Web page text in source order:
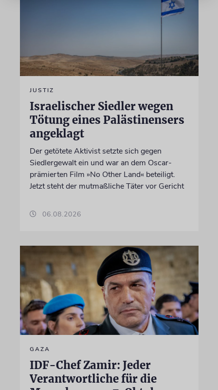
JUSTIZ
Israelischer Siedler wegen
Tötung eines Palästinensers
angeklagt
Der getötete Aktivist setzte sich gegen
Siedlergewalt ein und war an dem Oscar-
prämierten Film »No Other Land« beteiligt.
Jetzt steht der mutmaßliche Täter vor Gericht
06.08.2026
GAZA
IDF-Chef Zamir: Jeder
Verantwortliche für die